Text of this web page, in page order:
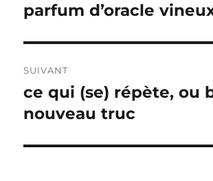
l’article
précédente :
parfum d’oracle
SUIVANT
Publication
suivante :
ce qui (se) répète, ou
nouveau truc